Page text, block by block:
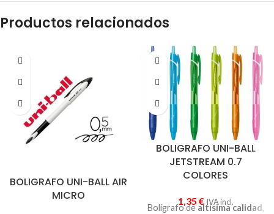
Productos relacionados
BOLIGRAFO UNI-BALL AIR
MICRO
BOLIGRAFO UNI-BALL
JETSTREAM 0.7
COLORES
1,35 € IVA incl.
Bolígrafo dealtísima calidad,